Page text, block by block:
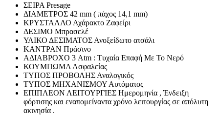
ΣΕΙΡΑ Presage
ΔΙΑΜΕΤΡΟΣ 42 mm ( πάχος 14,1 mm)
ΚΡΥΣΤΑΛΛΟ Αχάρακτο Ζαφείρι
ΔΕΣΙΜΟ Μπρασελέ
ΥΛΙΚΟ ΔΕΣΙΜΑΤΟΣ Ανοξείδωτο ατσάλι
ΚΑΝΤΡΑΝ Πράσινο
ΑΔΙΑΒΡΟΧΟ 3 Atm : Τυχαία Επαφή Με Το Νερό
ΚΟΥΜΠΩΜΑ Ασφαλείας
ΤΥΠΟΣ ΠΡΟΒΟΛΗΣ Αναλογικός
ΤΥΠΟΣ ΜΗΧΑΝΙΣΜΟΥ Αυτόματος
ΕΠΙΠΛΕΟΝ ΛΕΙΤΟΥΡΓΙΕΣ Ημερομηνία , Ένδειξη
φόρτισης και εναπομείναντα χρόνο λειτουργίας σε απόλυτη
ακινησία .